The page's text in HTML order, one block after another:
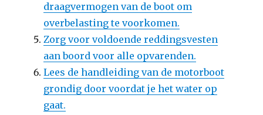
draagvermogen van de boot om
overbelasting te voorkomen.
Zorg voor voldoende reddingsvesten
aan boord voor alle opvarenden.
Lees de handleiding van de motorboot
grondig door voordat je het water op
gaat.